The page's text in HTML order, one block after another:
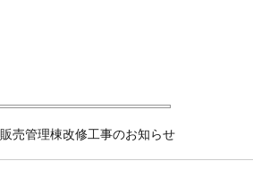
販売管理棟改修工事のお知らせ